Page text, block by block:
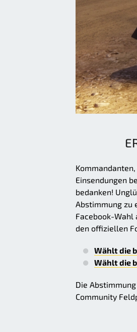
Einsendungen
bedanken!
Abstimmung zu
Facebook-
den offiziellen
Wählt die
Wählt die
Die
Community